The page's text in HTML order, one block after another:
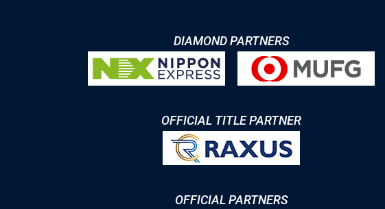
DIAMOND PARTNERS
OFFICIAL TITLE PARTNER
OFFICIAL PARTNERS